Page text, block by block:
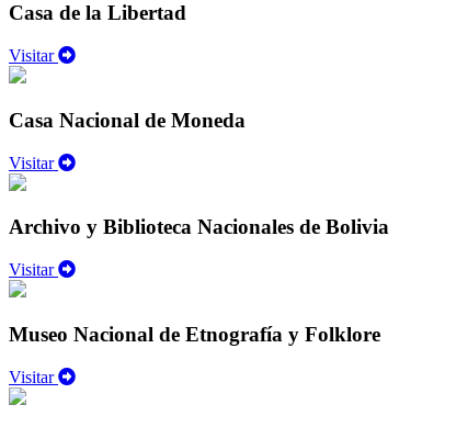
Casa de la Libertad
Visitar
Casa Nacional de Moneda
Visitar
Archivo y Biblioteca Nacionales de Bolivia
Visitar
Museo Nacional de Etnografía y Folklore
Visitar